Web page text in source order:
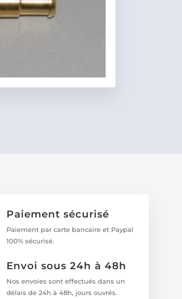
Paiement sécurisé
Paiement par carte bancaire et Paypal
100% sécurisé.
Envoi sous 24h à 48h
Nos envoies sont effectués dans un
délais de 24h à 48h, jours ouvrés.